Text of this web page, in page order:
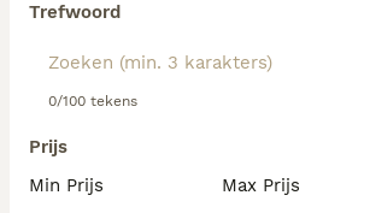
Trefwoord
0/100 tekens
Prijs
Min Prijs
Max Prijs